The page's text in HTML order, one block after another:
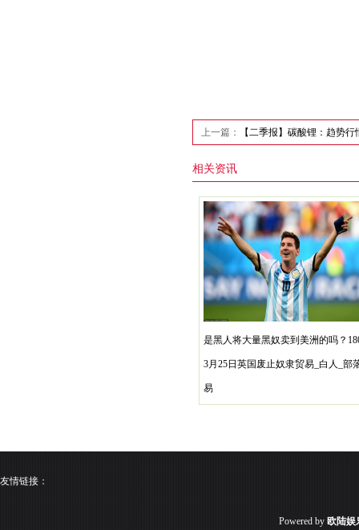
上一篇： 【二季报】碳酸锂：趋势
相关资讯
是黑人将大量黑奴卖到美洲的吗？
3月25日英国废止奴隶贸易_白人_部
易
友情链接：
Powered by 欧陆娱